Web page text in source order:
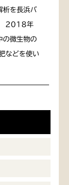
析を長浜バ
2018年
の微生物の
などを使い